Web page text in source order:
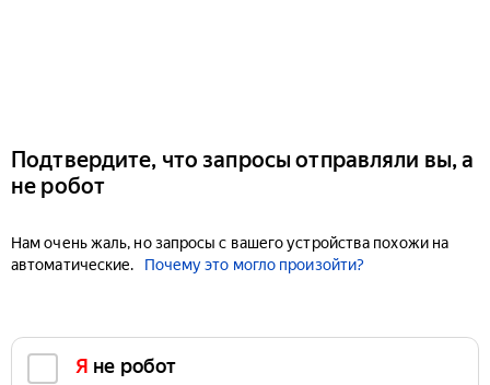
Подтвердите, что запросы отправляли вы, а
не робот
Нам очень жаль, но запросы с вашего устройства похожи на
автоматические.
Почему это могло произойти?
Я не робот